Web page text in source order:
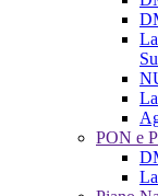
PON e